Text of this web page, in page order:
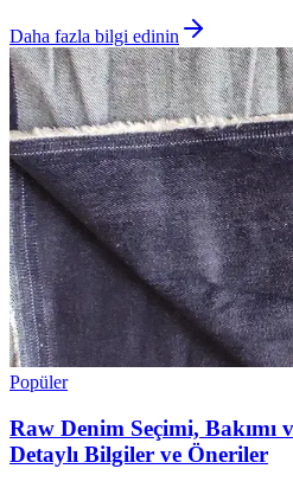
Daha fazla bilgi edinin
Popüler
Raw Denim Seçimi, Bakımı
Detaylı Bilgiler ve Öneriler